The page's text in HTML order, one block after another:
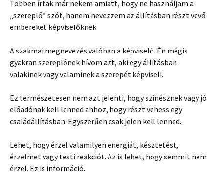
Többen írtak már nekem amiatt, hogy ne használjam a
„szereplő” szót, hanem nevezzem az állításban részt vevő
embereket képviselőknek.
A szakmai megnevezés valóban a képviselő. Én mégis
gyakran szereplőnek hívom azt, aki egy állításban
valakinek vagy valaminek a szerepét képviseli.
Ez természetesen nem azt jelenti, hogy színésznek vagy jó
előadónak kell lenned ahhoz, hogy részt vehess egy
családállításban. Egyszerűen csak jelen kell lenned.
Lehet, hogy érzel valamilyen energiát, késztetést,
érzelmet vagy testi reakciót. Az is lehet, hogy semmit nem
érzel. Ez is információ.